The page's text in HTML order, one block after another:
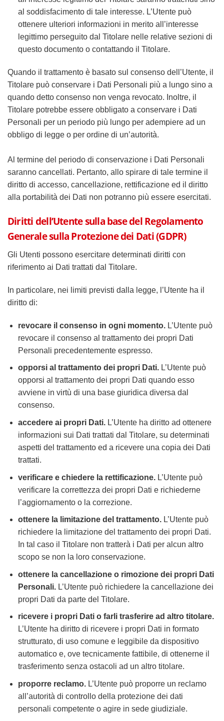
al soddisfacimento di tale interesse. L’Utente può
ottenere ulteriori informazioni in merito all’interesse
legittimo perseguito dal Titolare nelle relative sezioni di
questo documento o contattando il Titolare.
Quando il trattamento è basato sul consenso dell’Utente, il
Titolare può conservare i Dati Personali più a lungo sino a
quando detto consenso non venga revocato. Inoltre, il
Titolare potrebbe essere obbligato a conservare i Dati
Personali per un periodo più lungo per adempiere ad un
obbligo di legge o per ordine di un’autorità.
Al termine del periodo di conservazione i Dati Personali
saranno cancellati. Pertanto, allo spirare di tale termine il
diritto di accesso, cancellazione, rettificazione ed il diritto
alla portabilità dei Dati non potranno più essere esercitati.
Diritti dell’Utente sulla base del Regolamento
Generale sulla Protezione dei Dati (GDPR)
Gli Utenti possono esercitare determinati diritti con
riferimento ai Dati trattati dal Titolare.
In particolare, nei limiti previsti dalla legge, l’Utente ha il
diritto di:
revocare il consenso in ogni momento.L’Utente può
revocare il consenso al trattamento dei propri Dati
Personali precedentemente espresso.
opporsi al trattamento dei propri Dati.L’Utente può
opporsi al trattamento dei propri Dati quando esso
avviene in virtù di una base giuridica diversa dal
consenso.
accedere ai propri Dati.L’Utente ha diritto ad ottenere
informazioni sui Dati trattati dal Titolare, su determinati
aspetti del trattamento ed a ricevere una copia dei Dati
trattati.
verificare e chiedere la rettificazione.L’Utente può
verificare la correttezza dei propri Dati e richiederne
l’aggiornamento o la correzione.
ottenere la limitazione del trattamento.L’Utente può
richiedere la limitazione del trattamento dei propri Dati.
In tal caso il Titolare non tratterà i Dati per alcun altro
scopo se non la loro conservazione.
ottenere la cancellazione o rimozione dei propri Dati
Personali.L’Utente può richiedere la cancellazione dei
propri Dati da parte del Titolare.
ricevere i propri Dati o farli trasferire ad altro titolare.
L’Utente ha diritto di ricevere i propri Dati in formato
strutturato, di uso comune e leggibile da dispositivo
automatico e, ove tecnicamente fattibile, di ottenerne il
trasferimento senza ostacoli ad un altro titolare.
proporre reclamo.L’Utente può proporre un reclamo
all’autorità di controllo della protezione dei dati
personali competente o agire in sede giudiziale.